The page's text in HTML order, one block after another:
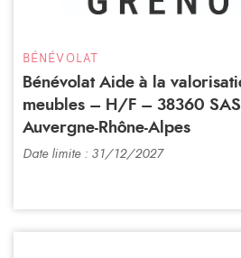
BÉNÉVOLAT
Bénévolat Aide à la
meubles – H/F – 38360
Auvergne-Rhône-Alpes
Date limite : 31/12/2027